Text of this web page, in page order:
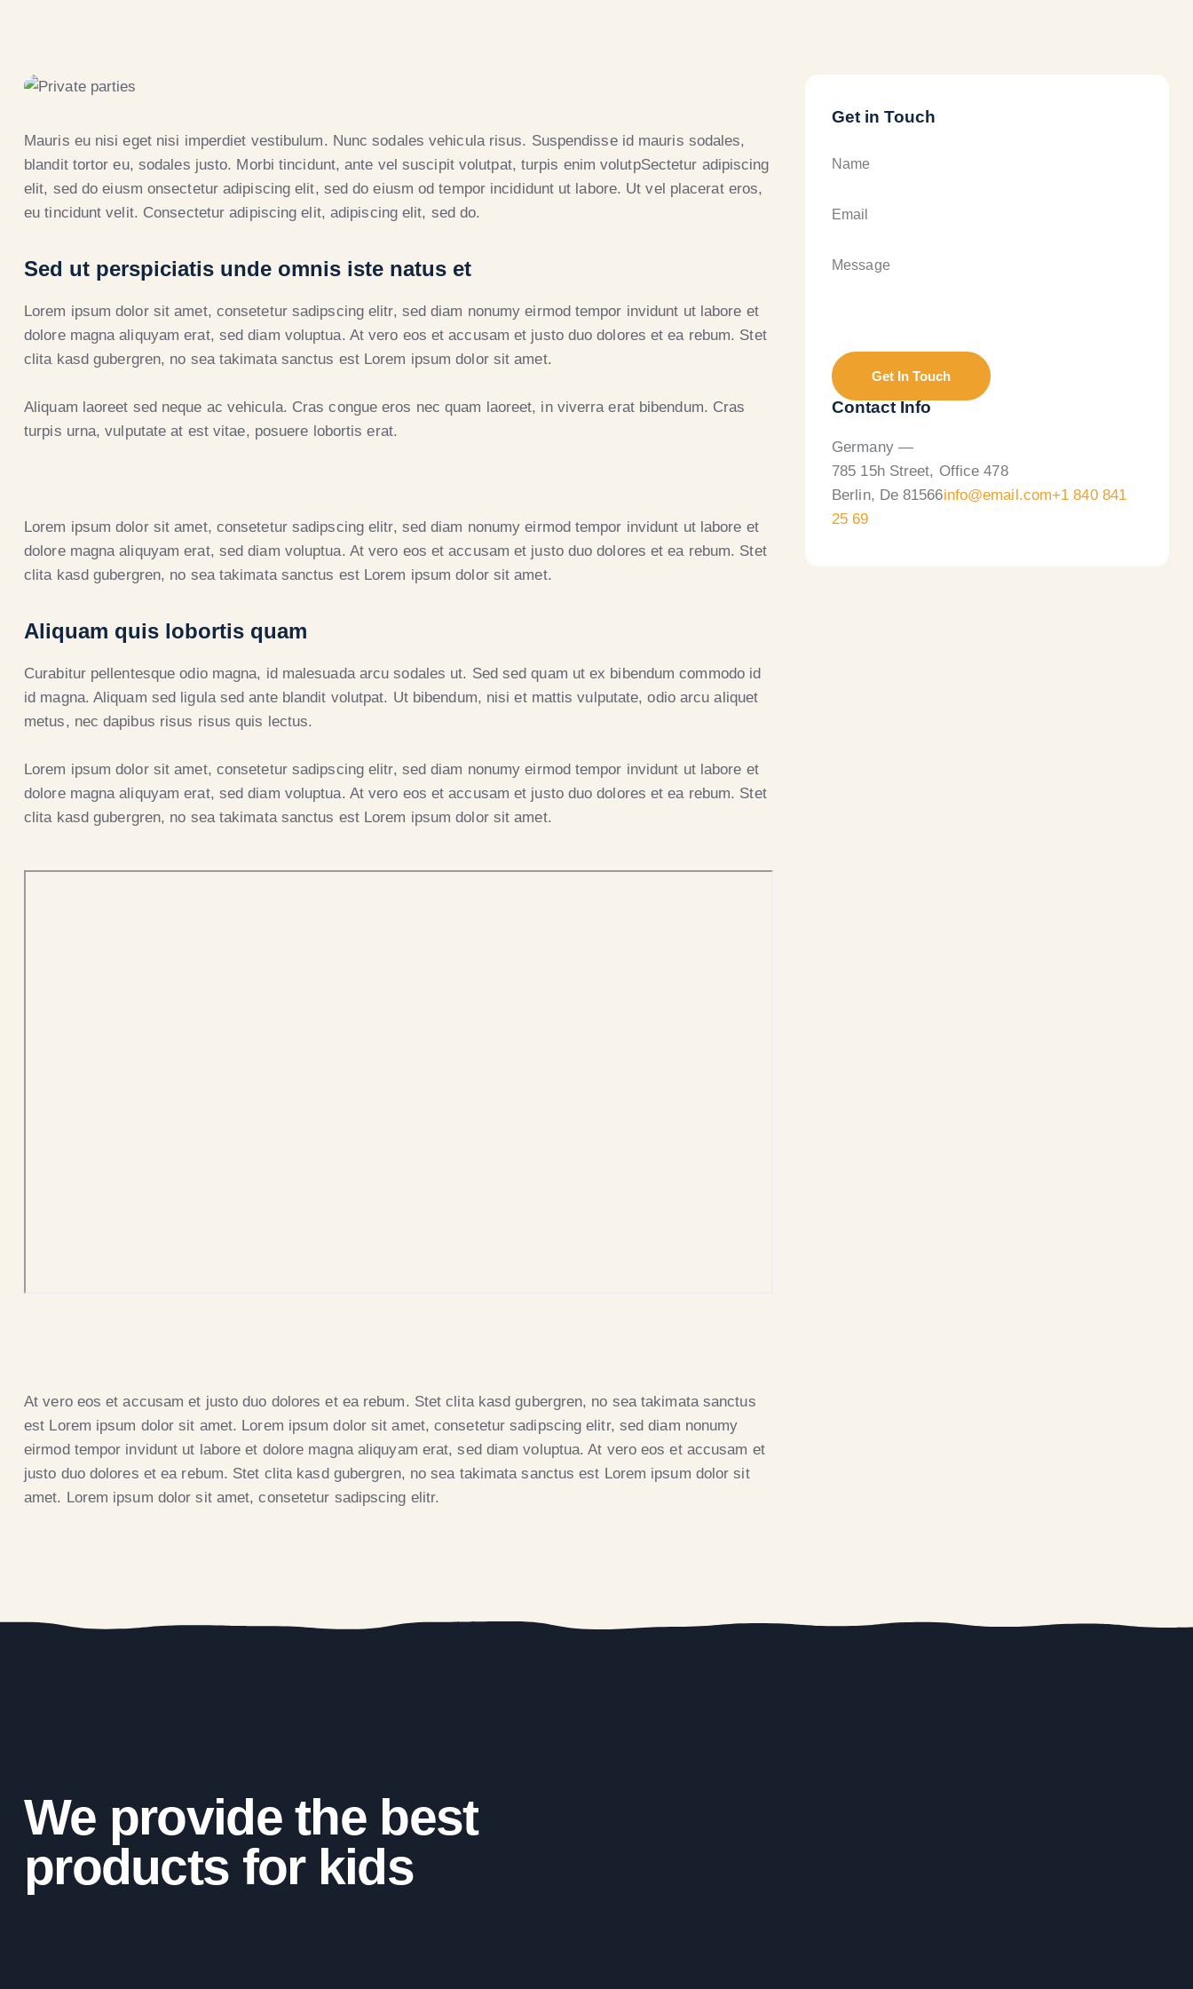
Mauris eu nisi eget nisi imperdiet vestibulum. Nunc sodales vehicula risus. Suspendisse id mauris sodales,
blandit tortor eu, sodales justo. Morbi tincidunt, ante vel suscipit volutpat, turpis enim volutpSectetur adipiscing
elit, sed do eiusm onsectetur adipiscing elit, sed do eiusm od tempor incididunt ut labore. Ut vel placerat eros,
eu tincidunt velit. Consectetur adipiscing elit, adipiscing elit, sed do.
Sed ut perspiciatis unde omnis iste natus et
Lorem ipsum dolor sit amet, consetetur sadipscing elitr, sed diam nonumy eirmod tempor invidunt ut labore et
dolore magna aliquyam erat, sed diam voluptua. At vero eos et accusam et justo duo dolores et ea rebum. Stet
clita kasd gubergren, no sea takimata sanctus est Lorem ipsum dolor sit amet.
Aliquam laoreet sed neque ac vehicula. Cras congue eros nec quam laoreet, in viverra erat bibendum. Cras
turpis urna, vulputate at est vitae, posuere lobortis erat.
Lorem ipsum dolor sit amet, consetetur sadipscing elitr, sed diam nonumy eirmod tempor invidunt ut labore et
dolore magna aliquyam erat, sed diam voluptua. At vero eos et accusam et justo duo dolores et ea rebum. Stet
clita kasd gubergren, no sea takimata sanctus est Lorem ipsum dolor sit amet.
Aliquam quis lobortis quam
Curabitur pellentesque odio magna, id malesuada arcu sodales ut. Sed sed quam ut ex bibendum commodo id
id magna. Aliquam sed ligula sed ante blandit volutpat. Ut bibendum, nisi et mattis vulputate, odio arcu aliquet
metus, nec dapibus risus risus quis lectus.
Lorem ipsum dolor sit amet, consetetur sadipscing elitr, sed diam nonumy eirmod tempor invidunt ut labore et
dolore magna aliquyam erat, sed diam voluptua. At vero eos et accusam et justo duo dolores et ea rebum. Stet
clita kasd gubergren, no sea takimata sanctus est Lorem ipsum dolor sit amet.
At vero eos et accusam et justo duo dolores et ea rebum. Stet clita kasd gubergren, no sea takimata sanctus
est Lorem ipsum dolor sit amet. Lorem ipsum dolor sit amet, consetetur sadipscing elitr, sed diam nonumy
eirmod tempor invidunt ut labore et dolore magna aliquyam erat, sed diam voluptua. At vero eos et accusam et
justo duo dolores et ea rebum. Stet clita kasd gubergren, no sea takimata sanctus est Lorem ipsum dolor sit
amet. Lorem ipsum dolor sit amet, consetetur sadipscing elitr.
Get in Touch
Contact Info
Germany —
785 15h Street, Office 478
Berlin, De 81566info@email.com+1 840 841
25 69
We provide the best
products for kids